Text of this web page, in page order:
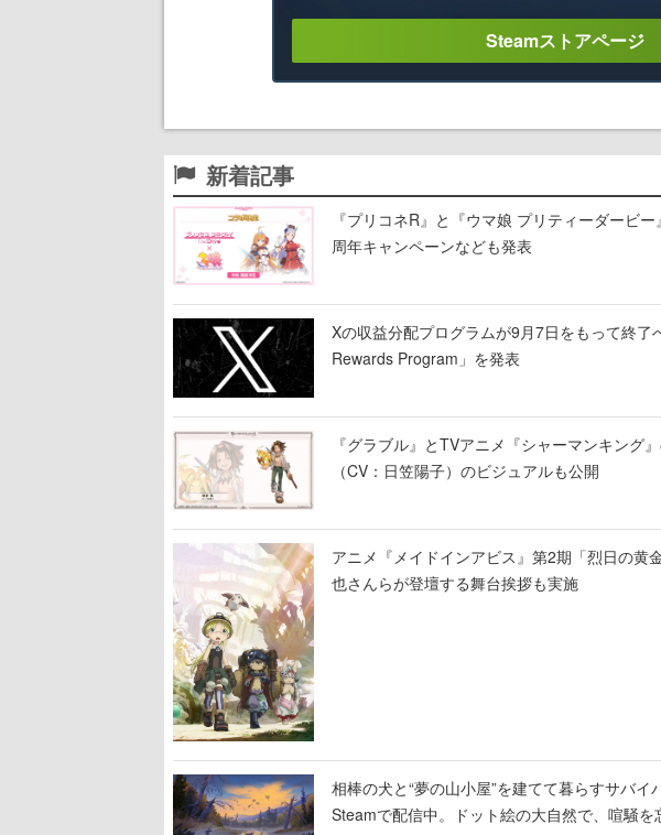
Steamストアページ
新着記事
『プリコネR』と『ウマ娘 プリティーダービ
周年キャンペーンなども発表
Xの収益分配プログラムが9月7日をもって終
Rewards Program」を発表
『グラブル』とTVアニメ『シャーマンキング
（CV：日笠陽子）のビジュアルも公開
アニメ『メイドインアビス』第2期「烈日の黄
也さんらが登壇する舞台挨拶も実施
相棒の犬と“夢の山小屋”を建てて暮らすサバ
Steamで配信中。ドット絵の大自然で、喧騒を